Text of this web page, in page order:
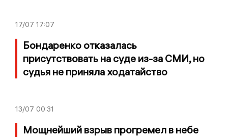
17/07 17:07
Бондаренко отказалась
присутствовать на суде из-за СМИ, но
судья не приняла ходатайство
13/07 00:31
Мощнейший взрыв прогремел в небе